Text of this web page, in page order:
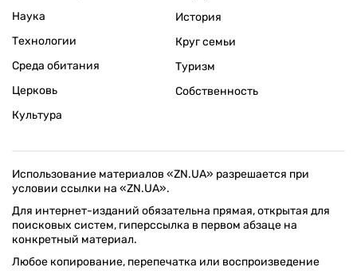
Наука
Технологии
Среда обитания
Церковь
Культура
История
Круг семьи
Туризм
Собственность
Использование материалов «ZN.UA» разрешается при
условии ссылки на «ZN.UA».
Для интернет-изданий обязательна прямая, открытая для
поисковых систем, гиперссылка в первом абзаце на
конкретный материал.
Любое копирование, перепечатка или воспроизведение